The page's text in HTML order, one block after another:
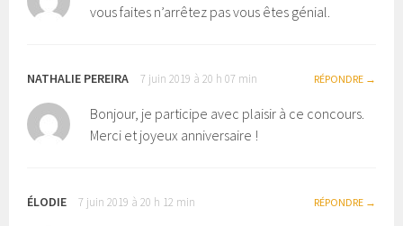
vous faites n’arrêtez pas vous êtes génial.
NATHALIE PEREIRA 7 juin 2019 à 20 h 07 min RÉPONDRE
Bonjour, je participe avec plaisir à ce concours.
Merci et joyeux anniversaire !
ÉLODIE 7 juin 2019 à 20 h 12 min RÉPONDRE